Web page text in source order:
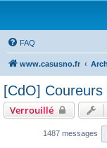
FAQ
www.casusno.fr
[CdO]
Verrouillé
1487 messages